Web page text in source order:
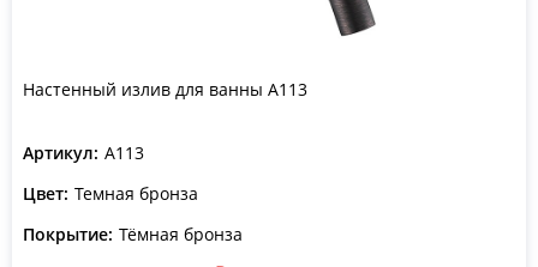
Настенный излив для ванны A113
Артикул: A113
Цвет: Темная бронза
Покрытие: Тёмная бронза